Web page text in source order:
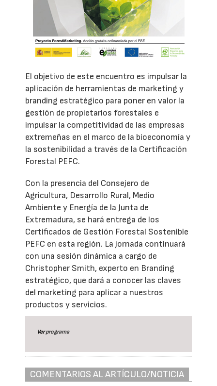
El objetivo de este encuentro es impulsar la
aplicación de herramientas de marketing y
branding estratégico para poner en valor la
gestión de propietarios forestales e
impulsar la competitividad de las empresas
extremeñas en el marco de la bioeconomía y
la sostenibilidad a través de la Certificación
Forestal PEFC.
Con la presencia del Consejero de
Agricultura, Desarrollo Rural, Medio
Ambiente y Energía de la Junta de
Extremadura, se hará entrega de los
Certificados de Gestión Forestal Sostenible
PEFC en esta región. La jornada continuará
con una sesión dinámica a cargo de
Christopher Smith, experto en Branding
estratégico, que dará a conocer las claves
del marketing para aplicar a nuestros
productos y servicios.
Verprograma
COMENTARIOS AL ARTÍCULO/NOTICIA